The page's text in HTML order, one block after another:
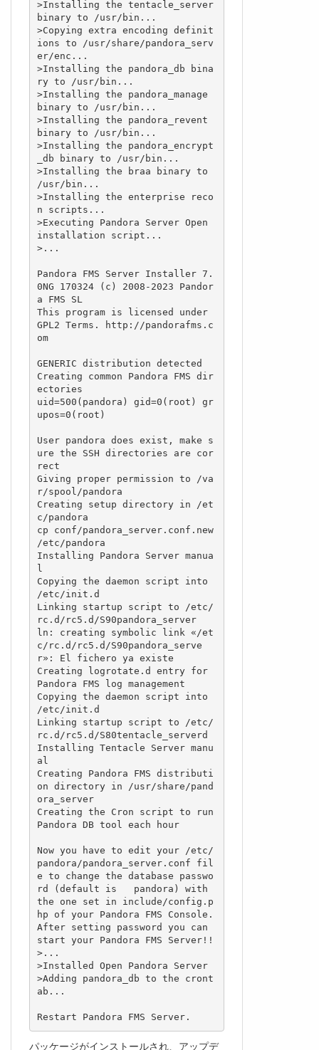
>Installing the tentacle_server
binary to /usr/bin...
>Copying extra encoding definit
ions to /usr/share/pandora_serv
er/enc...
>Installing the pandora_db bina
ry to /usr/bin...
>Installing the pandora_manage
binary to /usr/bin...
>Installing the pandora_revent
binary to /usr/bin...
>Installing the pandora_encrypt
_db binary to /usr/bin...
>Installing the braa binary to
/usr/bin...
>Installing the enterprise reco
n scripts...
>Executing Pandora Server Open
installation script...
>...
Pandora FMS Server Installer 7.
0NG 170324 (c) 2008-2023 Pandor
a FMS SL
This program is licensed under
GPL2 Terms. http://pandorafms.c
om
GENERIC distribution detected
Creating common Pandora FMS dir
ectories
uid=500(pandora) gid=0(root) gr
upos=0(root)
User pandora does exist, make s
ure the SSH directories are cor
rect
Giving proper permission to /va
r/spool/pandora
Creating setup directory in /et
c/pandora
cp conf/pandora_server.conf.new
/etc/pandora
Installing Pandora Server manua
l
Copying the daemon script into
/etc/init.d
Linking startup script to /etc/
rc.d/rc5.d/S90pandora_server
ln: creating symbolic link «/et
c/rc.d/rc5.d/S90pandora_serve
r»: El fichero ya existe
Creating logrotate.d entry for
Pandora FMS log management
Copying the daemon script into
/etc/init.d
Linking startup script to /etc/
rc.d/rc5.d/S80tentacle_serverd
Installing Tentacle Server manu
al
Creating Pandora FMS distributi
on directory in /usr/share/pand
ora_server
Creating the Cron script to run
Pandora DB tool each hour
Now you have to edit your /etc/
pandora/pandora_server.conf fil
e to change the database passwo
rd (default is   pandora) with
the one set in include/config.p
hp of your Pandora FMS Console.
After setting password you can
start your Pandora FMS Server!!
>...
>Installed Open Pandora Server
>Adding pandora_db to the cront
ab...
パッケージがインストールされ、アップデ